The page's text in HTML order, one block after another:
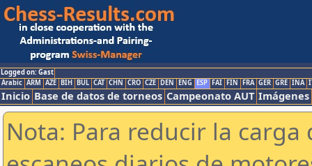
Logged on: Gast
Arabic ARM AZE BIH BUL CAT CHN CRO CZE DEN ENG ESP FAI FIN FRA GER GRE INA
Inicio Base de datos de torneos Campeonato AUT Imágenes
Nota: Para reducir la